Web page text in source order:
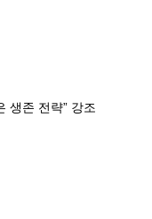
생존 전략” 강조